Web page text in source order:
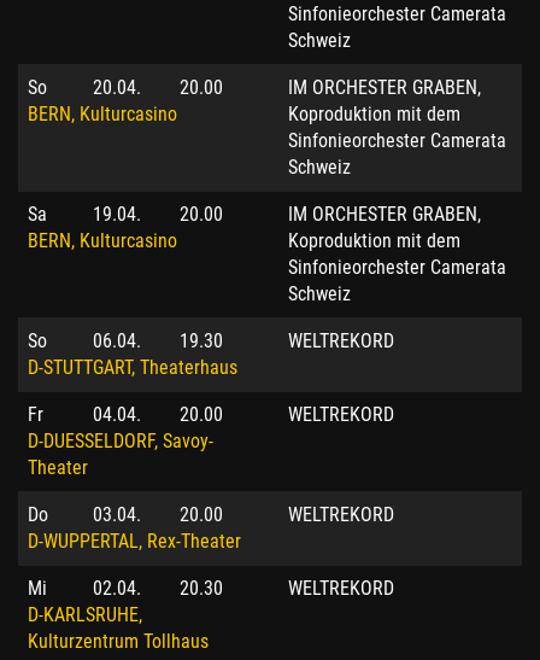
Sinfonieorchester Camerata
Schweiz
So 20.04.
20.00
BERN, Kulturcasino
IM ORCHESTER GRABEN,
Koproduktion mit dem
Sinfonieorchester Camerata
Schweiz
Sa 19.04.
20.00
BERN, Kulturcasino
IM ORCHESTER GRABEN,
Koproduktion mit dem
Sinfonieorchester Camerata
Schweiz
So 06.04.
19.30
D-STUTTGART, Theaterhaus
WELTREKORD
Fr 04.04.
20.00
D-DUESSELDORF, Savoy-
Theater
WELTREKORD
Do 03.04.
20.00
D-WUPPERTAL, Rex-Theater
WELTREKORD
Mi 02.04.
20.30
D-KARLSRUHE,
Kulturzentrum Tollhaus
WELTREKORD